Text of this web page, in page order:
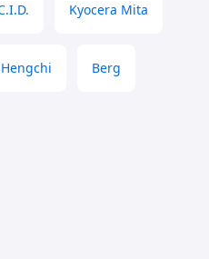
Kyocera Mita
Hengchi Berg